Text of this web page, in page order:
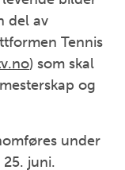
del av
Tennis
) som skal
og
under
juni.